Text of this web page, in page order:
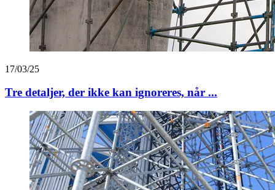
17/03/25
Tre detaljer, der ikke kan ignoreres, når ...